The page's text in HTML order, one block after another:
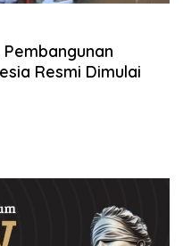
Resmi Dimulai